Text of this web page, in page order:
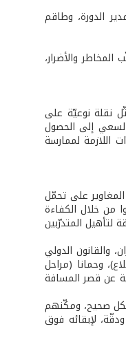
الدورة، وطاقم
والأضرار،
نقلة نوعيّة على
إلى الحصول
اللازمة لممارسة
على تحمّل
من خلال الكفاءة
المتدرّبين
والقانون الدولي
وحمانا (مراحل
عن قصر المسافة
صحيح، ومكّنهم
لإبقائه فوق